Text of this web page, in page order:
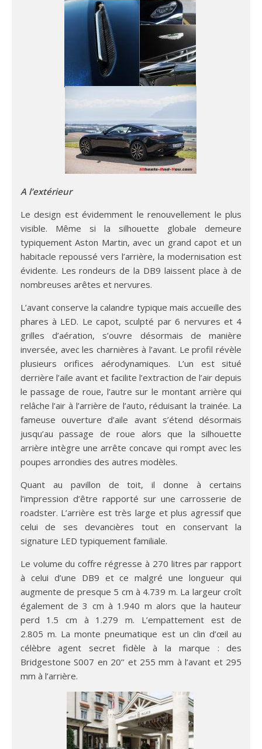
A l’extérieur
Le design est évidemment le renouvellement le plus
visible. Même si la silhouette globale demeure
typiquement Aston Martin, avec un grand capot et un
habitacle repoussé vers l’arrière, la modernisation est
évidente. Les rondeurs de la DB9 laissent place à de
nombreuses arêtes et nervures.
L’avant conserve la calandre typique mais accueille des
phares à LED. Le capot, sculpté par 6 nervures et 4
grilles d’aération, s’ouvre désormais de manière
inversée, avec les charnières à l’avant. Le profil révèle
plusieurs orifices aérodynamiques. L’un est situé
derrière l’aile avant et facilite l’extraction de l’air depuis
le passage de roue, l’autre sur le montant arrière qui
relâche l’air à l’arrière de l’auto, réduisant la trainée. La
fameuse ouverture d’aile avant s’étend désormais
jusqu’au passage de roue alors que la silhouette
arrière intègre une arrête concave qui rompt avec les
poupes arrondies des autres modèles.
Quant au pavillon de toit, il donne à certains
l’impression d’être rapporté sur une carrosserie de
roadster. L’arrière est très large et plus agressif que
celui de ses devancières tout en conservant la
signature LED typiquement familiale.
Le volume du coffre régresse à 270 litres par rapport
à celui d’une DB9 et ce malgré une longueur qui
augmente de presque 5 cm à 4.739 m. La largeur croît
également de 3 cm à 1.940 m alors que la hauteur
perd 1.5 cm à 1.279 m. L’empattement est de
2.805 m. La monte pneumatique est un clin d’œil au
célèbre agent secret fidèle à la marque : des
Bridgestone S007 en 20’’ et 255 mm à l’avant et 295
mm à l’arrière.